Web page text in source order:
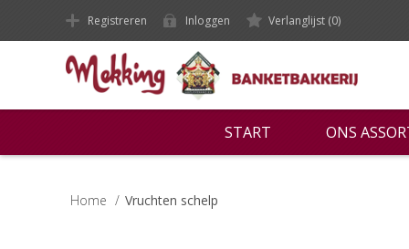
Registreren Inloggen Verlanglijst (0)
START ONS
Home / Vruchten schelp